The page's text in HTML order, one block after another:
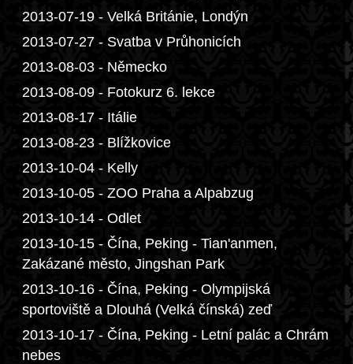
2013-07-19 - Velká Británie, Londýn
2013-07-27 - Svatba v Průhonicích
2013-08-03 - Německo
2013-08-09 - Fotokurz 6. lekce
2013-08-17 - Itálie
2013-08-23 - Blížkovice
2013-10-04 - Kelly
2013-10-05 - ZOO Praha a Alpabzug
2013-10-14 - Odlet
2013-10-15 - Čína, Peking - Tian'anmen,
Zakázané město, Jingshan Park
2013-10-16 - Čína, Peking - Olympijská
sportoviště a Dlouhá (Velká čínská) zeď
2013-10-17 - Čína, Peking - Letní palác a Chrám
nebes